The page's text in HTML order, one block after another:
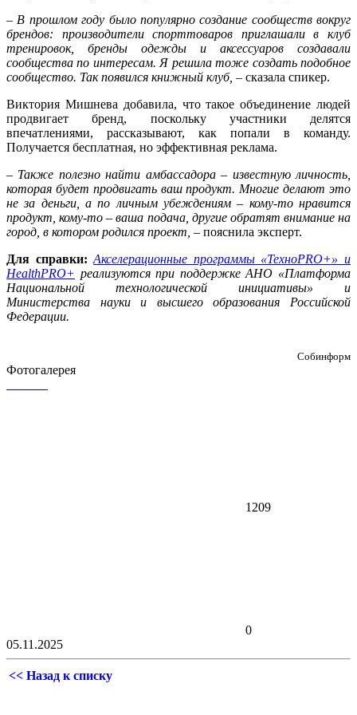
– В прошлом году было популярно создание сообществ вокруг
брендов: производители спорттоваров приглашали в клуб
тренировок, бренды одежды и аксессуаров создавали
сообщества по интересам. Я решила тоже создать подобное
сообщество. Так появился книжный клуб, – сказала спикер.
Виктория Мишнева добавила, что такое объединение людей
продвигает бренд, поскольку участники делятся
впечатлениями, рассказывают, как попали в команду.
Получается бесплатная, но эффективная реклама.
– Также полезно найти амбассадора – известную личность,
которая будет продвигать ваш продукт. Многие делают это
не за деньги, а по личным убеждениям – кому-то нравится
продукт, кому-то – ваша подача, другие обратят внимание на
город, в котором родился проект, – пояснила эксперт.
Для справки: Акселерационные программы «ТехноPRO+» и
HealthPRO+ реализуются при поддержке АНО «Платформа
Национальной технологической инициативы» и
Министерства науки и высшего образования Российской
Федерации.
Собинформ
Фотогалерея
1209
0
05.11.2025
<< Назад к списку